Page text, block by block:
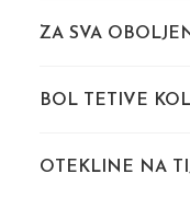
ZA SVA
BOL TETIVE
OTEKLINE NA